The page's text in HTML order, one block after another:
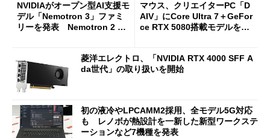
NVIDIAがオープン型AI支援モ
デル「Nemotron 3」ファミ
リーを発表 Nemotron 2 Na
マウス、クリエイターPC「D
AIV」にCore Ultra 7＋GeFor
ce RTX 5080搭載モデルを追
菱洋エレクトロ、「NVIDIA RTX 4000 SFF A
da世代」の取り扱いを開始
初の液冷やLPCAMM2採用、全モデル5G対応
も レノボが熱設計を一新した新型ワークステ
ーションなど7機種を発表